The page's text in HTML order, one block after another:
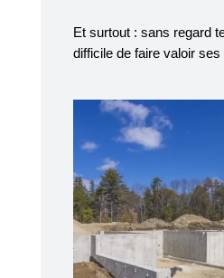
Et surtout : sans regard
difficile de faire valoir ses